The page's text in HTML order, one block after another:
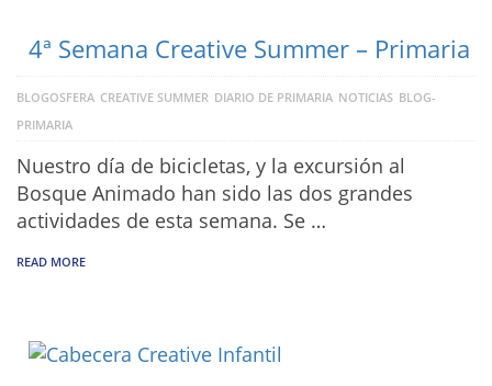
4ª Semana Creative Summer – Primaria
BLOGOSFERA CREATIVE SUMMER DIARIO DE PRIMARIA NOTICIAS BLOG-
PRIMARIA
Nuestro día de bicicletas, y la excursión al
Bosque Animado han sido las dos grandes
actividades de esta semana. Se …
READ MORE